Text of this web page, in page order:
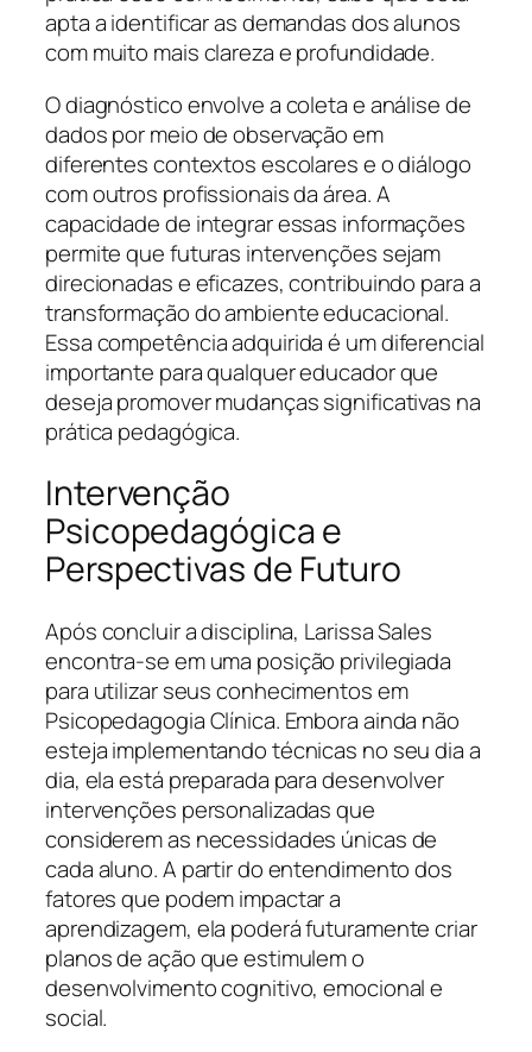
apta a identificar as demandas dos alunos
com muito mais clareza e profundidade.
O diagnóstico envolve a coleta e análise de
dados por meio de observação em
diferentes contextos escolares e o diálogo
com outros profissionais da área. A
capacidade de integrar essas informações
permite que futuras intervenções sejam
direcionadas e eficazes, contribuindo para a
transformação do ambiente educacional.
Essa competência adquirida é um diferencial
importante para qualquer educador que
deseja promover mudanças significativas na
prática pedagógica.
Intervenção
Psicopedagógica e
Perspectivas de Futuro
Após concluir a disciplina, Larissa Sales
encontra-se em uma posição privilegiada
para utilizar seus conhecimentos em
Psicopedagogia Clínica. Embora ainda não
esteja implementando técnicas no seu dia a
dia, ela está preparada para desenvolver
intervenções personalizadas que
considerem as necessidades únicas de
cada aluno. A partir do entendimento dos
fatores que podem impactar a
aprendizagem, ela poderá futuramente criar
planos de ação que estimulem o
desenvolvimento cognitivo, emocional e
social.